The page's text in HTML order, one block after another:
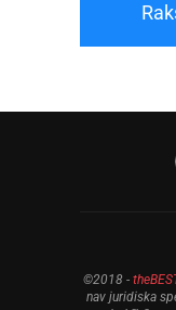
©2018 -
nav juridiska